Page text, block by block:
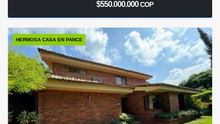
$550.000.000COP
HERMOSA CASA EN PANCE